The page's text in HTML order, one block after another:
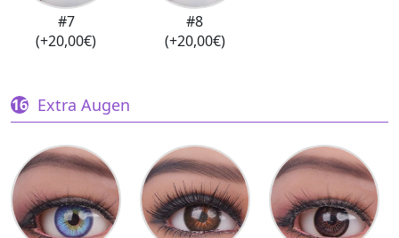
#7
(+20,00€)
#8
(+20,00€)
Extra Augen